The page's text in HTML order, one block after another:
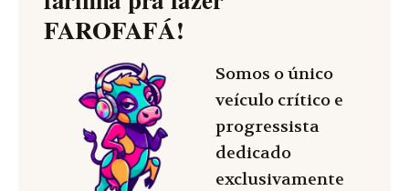
FAROFAFÁ!
Somos o único
veículo crítico e
progressista
dedicado
exclusivamente